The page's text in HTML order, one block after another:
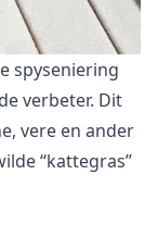
spyseniering
verbeter. Dit
vere en ander
“kattegras”